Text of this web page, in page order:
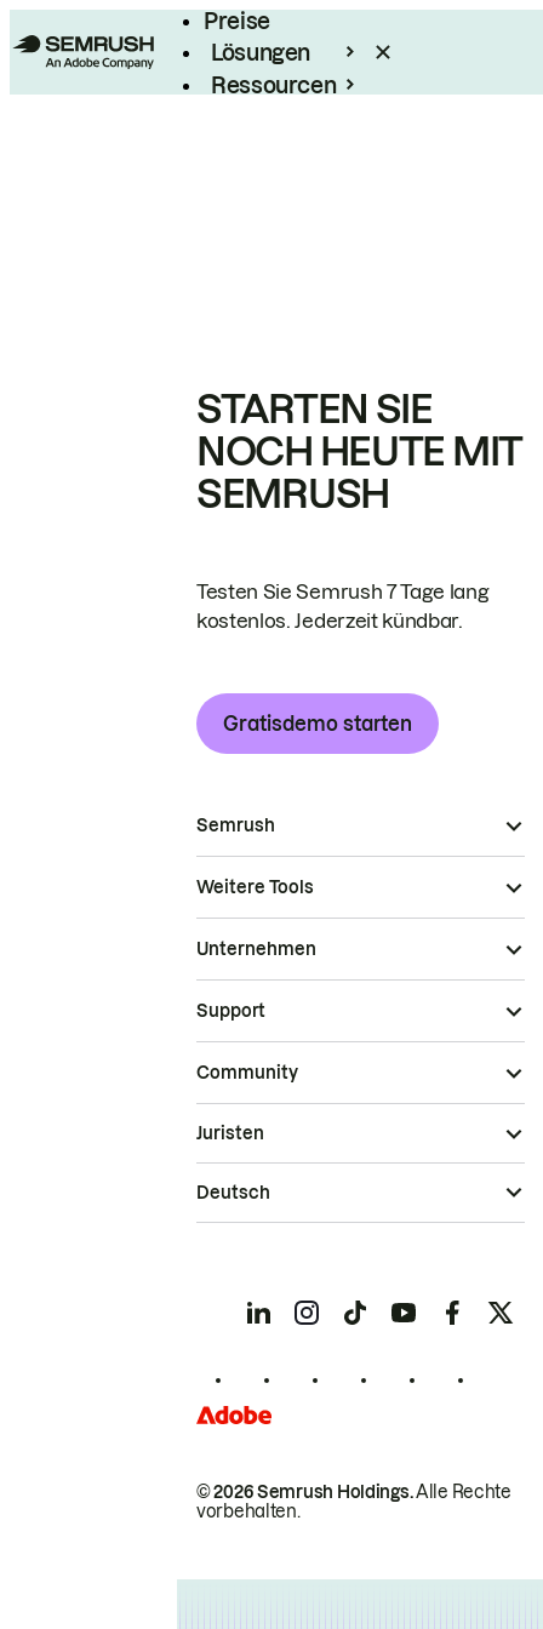
Preise
Lösungen
Ressourcen
STARTEN SIE
NOCH HEUTE MIT
SEMRUSH
Testen Sie Semrush 7 Tage lang
kostenlos. Jederzeit kündbar.
Gratisdemo starten
Semrush
Weitere Tools
Unternehmen
Support
Community
© 2026 Semrush Holdings.Alle Rechte
vorbehalten.
Juristen
Deutsch